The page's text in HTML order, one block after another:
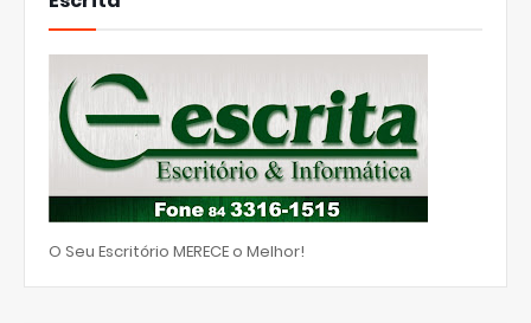
O Seu Escritório MERECE o Melhor!